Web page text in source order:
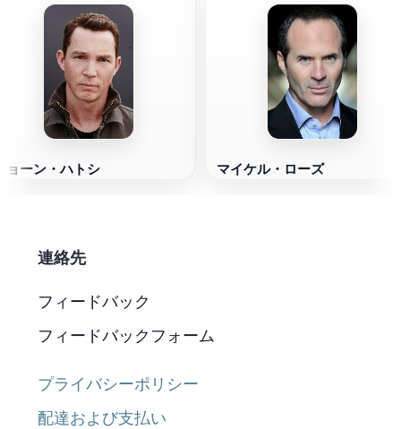
ョーン・ハトシ マイケル・ローズ
連絡先
フィードバック
フィードバックフォーム
プライバシーポリシー
配達および支払い